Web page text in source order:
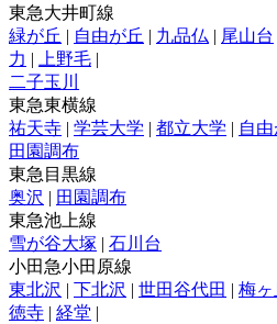
東急大井町線
緑が丘 | 自由が丘 | 九品仏 | 尾山台
力 | 上野毛 |
二子玉川
東急東横線
祐天寺 | 学芸大学 | 都立大学 | 自
田園調布
東急目黒線
奥沢 | 田園調布
東急池上線
雪が谷大塚 | 石川台
小田急小田原線
東北沢 | 下北沢 | 世田谷代田 | 梅ヶ
徳寺 | 経堂 |